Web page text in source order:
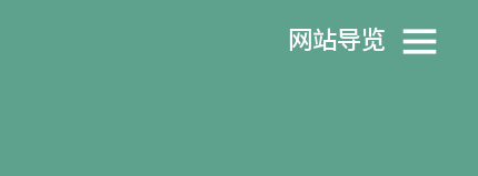
网站导览